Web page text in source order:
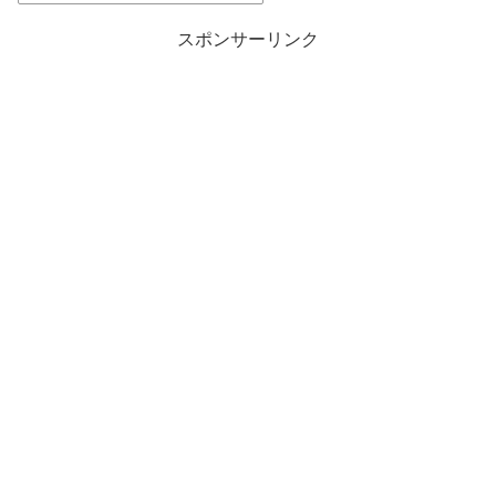
スポンサーリンク